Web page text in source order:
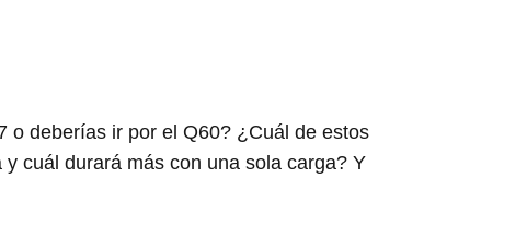
o deberías ir por el Q60? ¿Cuál de estos
cuál durará más con una sola carga? Y